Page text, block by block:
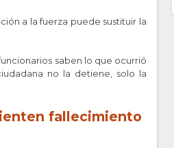
a la fuerza puede sustituir la
saben lo que ocurrió
no la detiene, solo la
fallecimiento